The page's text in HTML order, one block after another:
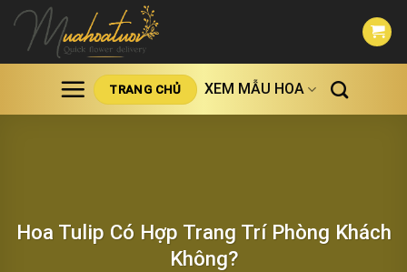
Skip
content
TRANG CHỦ XEM MẪU HOA
Hoa Tulip Có Hợp Trang Trí Phòng Khách
Không?